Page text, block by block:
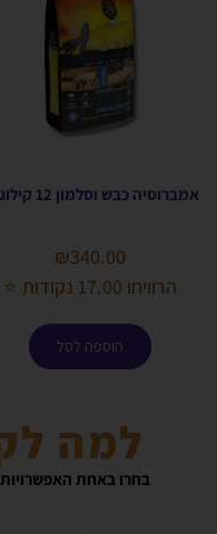
אמברוסיה כבש וסלמון 12 קילוגרם
₪340.00
הרוויחו 17.00 נקודות ⭐
הוספה לסל
למה
בחרו באחת